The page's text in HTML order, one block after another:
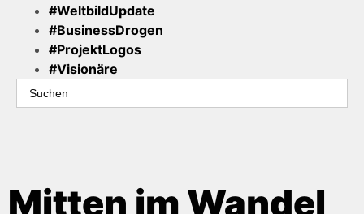
#WeltbildUpdate
#BusinessDrogen
#ProjektLogos
#Visionäre
Search
for:
Mitten im Wandel